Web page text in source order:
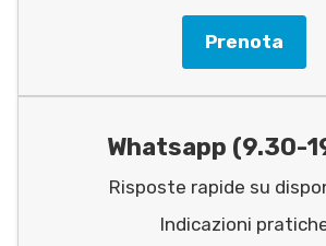
Prenota
Whatsapp (9.30-
Risposte rapide su
Indicazioni